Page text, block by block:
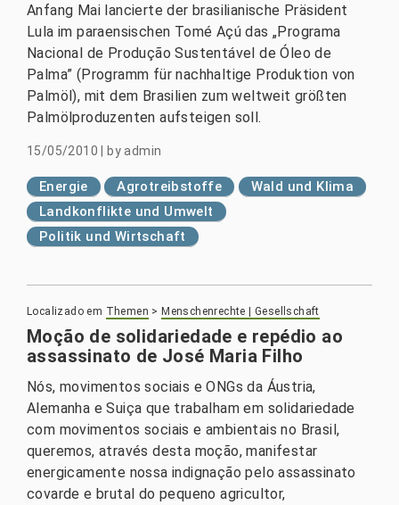
Anfang Mai lancierte der brasilianische Präsident
Lula im paraensischen Tomé Açú das „Programa
Nacional de Produção Sustentável de Óleo de
Palma” (Programm für nachhaltige Produktion von
Palmöl), mit dem Brasilien zum weltweit größten
Palmölproduzenten aufsteigen soll.
15/05/2010 byadmin
Energie Agrotreibstoffe
Wald und Klima
Landkonflikte und Umwelt
Politik und Wirtschaft
Localizado em Themen > Menschenrechte | Gesellschaft
Moção de solidariedade e repédio ao
assassinato de José Maria Filho
Nós, movimentos sociais e ONGs da Áustria,
Alemanha e Suiça que trabalham em solidariedade
com movimentos sociais e ambientais no Brasil,
queremos, através desta moção, manifestar
energicamente nossa indignação pelo assassinato
covarde e brutal do pequeno agricultor,